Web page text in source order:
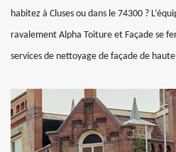
habitez à Cluses ou dans le 74300 ?
ravalement Alpha Toiture et Façade se
services de nettoyage de façade de